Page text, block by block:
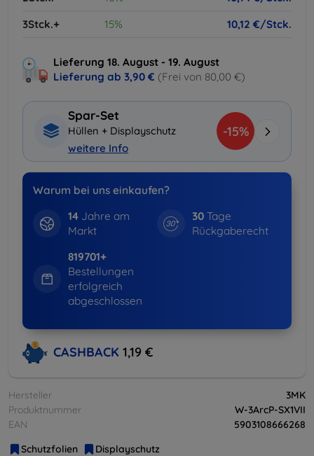
3Stck.+
15% 10,12 €/Stck.
Lieferung 18. August - 19. August
Lieferung ab 3,90 € (Frei von 80,00 €)
Spar-Set
Hüllen + Displayschutz
weitere Info
-15%
Warum bei uns einkaufen?
14Jahre am
Markt
30 Tage
Rückgaberecht
819701+
Bestellungen
erfolgreich
abgeschlossen
CASHBACK 1,19 €
Hersteller
3MK
Produktnummer
W-3ArcP-SX1VII
EAN
5903108666268
Schutzfolien
Displayschutz